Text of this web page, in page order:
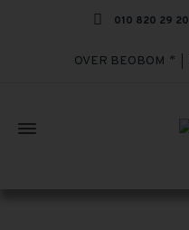
010 820 29 20
OVER BEOBOM